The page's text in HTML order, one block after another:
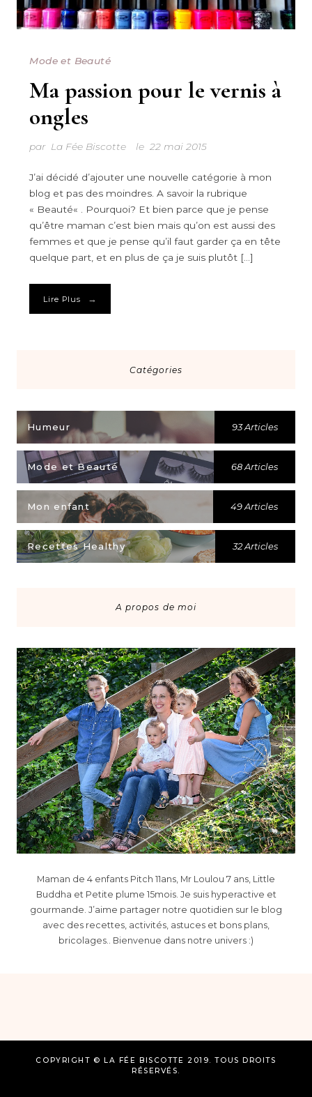
Mode et Beauté
Ma passion pour le vernis à
ongles
par La Fée Biscotte le 22 mai 2015
J’ai décidé d’ajouter une nouvelle catégorie à mon
blog et pas des moindres. A savoir la rubrique
« Beauté« . Pourquoi? Et bien parce que je pense
qu’être maman c’est bien mais qu’on est aussi des
femmes et que je pense qu’il faut garder ça en tête
quelque part, et en plus de ça je suis plutôt […]
Lire Plus →
Catégories
Humeur 93 Articles
Mode et Beauté 68 Articles
Mon enfant 49 Articles
Recettes Healthy 32 Articles
A propos de moi
Maman de 4 enfants Pitch 11ans, Mr Loulou 7 ans, Little
Buddha et Petite plume 15mois. Je suis hyperactive et
gourmande. J’aime partager notre quotidien sur le blog
avec des recettes, activités, astuces et bons plans,
bricolages.. Bienvenue dans notre univers :)
COPYRIGHT © LA FÉE BISCOTTE 2019. TOUS DROITS
RÉSERVÉS.